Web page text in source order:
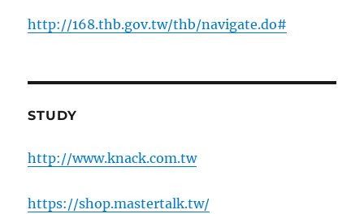
http://168.thb.gov.tw/thb/navigate.do#
STUDY
http://www.knack.com.tw
https://shop.mastertalk.tw/